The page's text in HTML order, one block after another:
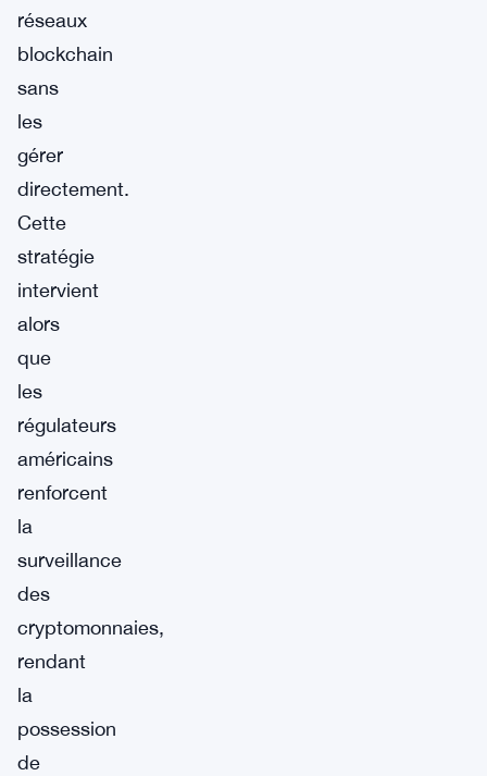
réseaux
blockchain
sans
les
gérer
directement.
Cette
stratégie
intervient
alors
que
les
régulateurs
américains
renforcent
la
surveillance
des
cryptomonnaies,
rendant
la
possession
de